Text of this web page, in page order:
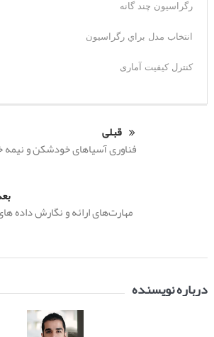
رگراسيون چند گانه
انتخاب مدل براي رگراسيون
کنترل کیفیت آماری
قبلی
فناوری آسیاهای خودشکن و
مهارت‌های ارائه و نگارش داده
درباره نویسنده